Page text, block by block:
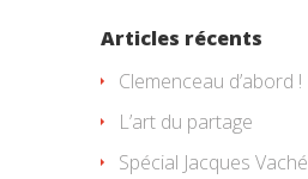
Articles récents
Clemenceau d’abord !
L’art du partage
Spécial Jacques Vaché